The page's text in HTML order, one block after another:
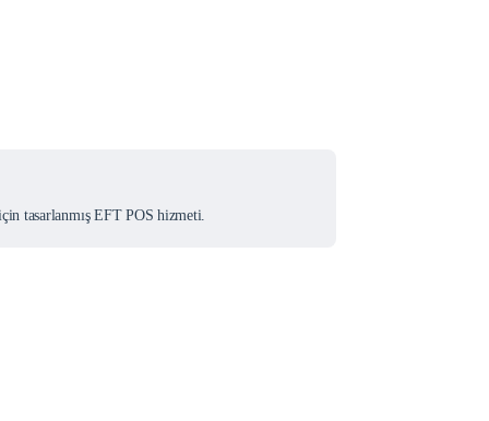
tasarlanmış EFT POS hizmeti.